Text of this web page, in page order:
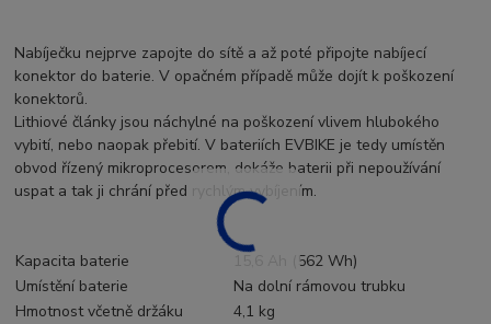
Nabíječku nejprve zapojte do sítě a až poté připojte nabíjecí
konektor do baterie. V opačném případě může dojít k poškození
konektorů.
Lithiové články jsou náchylné na poškození vlivem hlubokého
vybití, nebo naopak přebití. V bateriích EVBIKE je tedy umístěn
obvod řízený mikroprocesorem, dokáže baterii při nepoužívání
uspat a tak ji chrání před rychlým vybíjením.
Kapacita baterie
15,6 Ah (562 Wh)
Umístění baterie
Na dolní rámovou trubku
Hmotnost včetně držáku
4,1 kg